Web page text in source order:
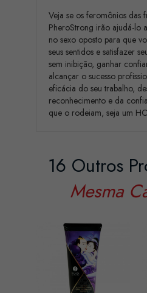
Veja se os feromônios das
PheroStrong irão ajudá-lo
no sexo oposto para que
seus sentidos e satisfazer
sem inibição, ganhar
alcançar o sucesso
eficácia do seu trabalho,
reconhecimento e da
que o rodeiam, seja um
16 Outros
Mesma